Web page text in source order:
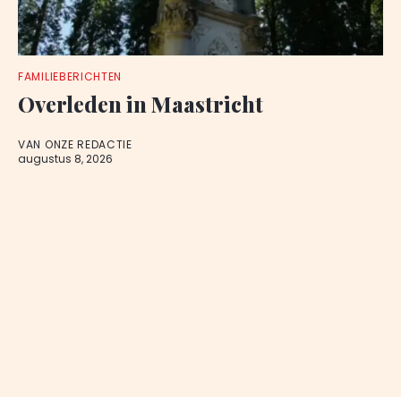
FAMILIEBERICHTEN
Overleden in Maastricht
VAN ONZE REDACTIE
augustus 8, 2026